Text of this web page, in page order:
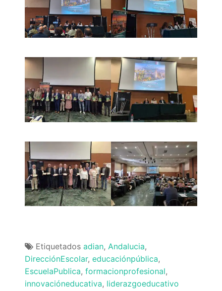
Etiquetados adian, Andalucia,
DirecciónEscolar, educaciónpública,
EscuelaPublica, formacionprofesional,
innovacióneducativa, liderazgoeducativo